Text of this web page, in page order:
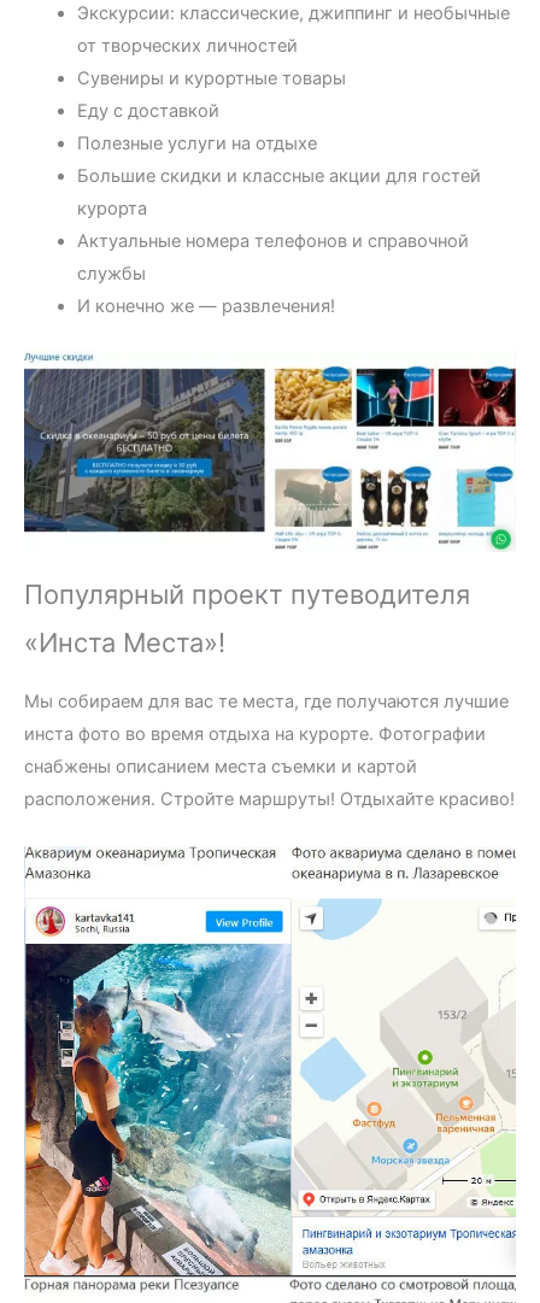
Экскурсии: классические, джиппинг и необычные
от творческих личностей
Сувениры и курортные товары
Еду с доставкой
Полезные услуги на отдыхе
Большие скидки и классные акции для гостей
курорта
Актуальные номера телефонов и справочной
службы
И конечно же — развлечения!
Популярный проект путеводителя
«Инста Места»!
Мы собираем для вас те места, где получаются лучшие
инста фото во время отдыха на курорте. Фотографии
снабжены описанием места съемки и картой
расположения. Стройте маршруты! Отдыхайте красиво!